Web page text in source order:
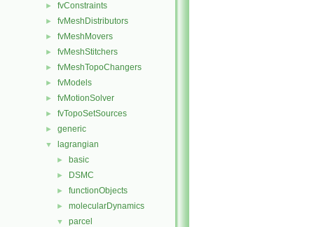
► fvConstraints
► fvMeshDistributors
► fvMeshMovers
► fvMeshStitchers
► fvMeshTopoChangers
► fvModels
► fvMotionSolver
► fvTopoSetSources
► generic
▼ lagrangian
► basic
► DSMC
► functionObjects
► molecularDynamics
▼ parcel